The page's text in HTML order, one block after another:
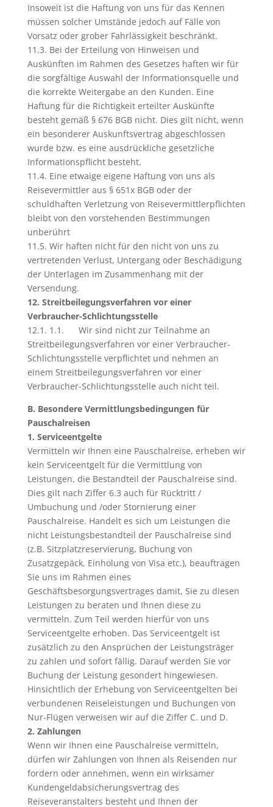
Insoweit ist die Haftung von uns für das Kennen
müssen solcher Umstände jedoch auf Fälle von
Vorsatz oder grober Fahrlässigkeit beschränkt.
11.3. Bei der Erteilung von Hinweisen und
Auskünften im Rahmen des Gesetzes haften wir für
die sorgfältige Auswahl der Informationsquelle und
die korrekte Weitergabe an den Kunden. Eine
Haftung für die Richtigkeit erteilter Auskünfte
besteht gemäß § 676 BGB nicht. Dies gilt nicht, wenn
ein besonderer Auskunftsvertrag abgeschlossen
wurde bzw. es eine ausdrückliche gesetzliche
Informationspflicht besteht.
11.4. Eine etwaige eigene Haftung von uns als
Reisevermittler aus § 651x BGB oder der
schuldhaften Verletzung von Reisevermittlerpflichten
bleibt von den vorstehenden Bestimmungen
unberührt
11.5. Wir haften nicht für den nicht von uns zu
vertretenden Verlust, Untergang oder Beschädigung
der Unterlagen im Zusammenhang mit der
Versendung.
12. Streitbeilegungsverfahren vor einer
Verbraucher-Schlichtungsstelle
12.1. 1.1. Wir sind nicht zur Teilnahme an
Streitbeilegungsverfahren vor einer Verbraucher-
Schlichtungsstelle verpflichtet und nehmen an
einem Streitbeilegungsverfahren vor einer
Verbraucher-Schlichtungsstelle auch nicht teil.
B. Besondere Vermittlungsbedingungen für
Pauschalreisen
1. Serviceentgelte
Vermitteln wir Ihnen eine Pauschalreise, erheben wir
kein Serviceentgelt für die Vermittlung von
Leistungen, die Bestandteil der Pauschalreise sind.
Dies gilt nach Ziffer 6.3 auch für Rücktritt /
Umbuchung und /oder Stornierung einer
Pauschalreise. Handelt es sich um Leistungen die
nicht Leistungsbestandteil der Pauschalreise sind
(z.B. Sitzplatzreservierung, Buchung von
Zusatzgepäck, Einholung von Visa etc.), beauftragen
Sie uns im Rahmen eines
Geschäftsbesorgungsvertrages damit, Sie zu diesen
Leistungen zu beraten und Ihnen diese zu
vermitteln. Zum Teil werden hierfür von uns
Serviceentgelte erhoben. Das Serviceentgelt ist
zusätzlich zu den Ansprüchen der Leistungsträger
zu zahlen und sofort fällig. Darauf werden Sie vor
Buchung der Leistung gesondert hingewiesen.
Hinsichtlich der Erhebung von Serviceentgelten bei
verbundenen Reiseleistungen und Buchungen von
Nur-Flügen verweisen wir auf die Ziffer C. und D.
2. Zahlungen
Wenn wir Ihnen eine Pauschalreise vermitteln,
dürfen wir Zahlungen von Ihnen als Reisenden nur
fordern oder annehmen, wenn ein wirksamer
Kundengeldabsicherungsvertrag des
Reiseveranstalters besteht und Ihnen der